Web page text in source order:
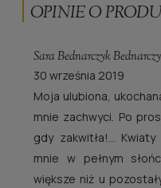
OPINIE O
Sara Bednarczyk
30 września 2019
Moja ulubiona,
mnie zachwyci. Po
gdy zakwitła!...
mnie w pełnym
większe niż u